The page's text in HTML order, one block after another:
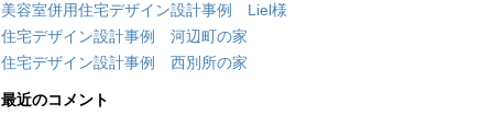
美容室併用住宅デザイン設計事例 Liel様
住宅デザイン設計事例 河辺町の家
住宅デザイン設計事例 西別所の家
最近のコメント